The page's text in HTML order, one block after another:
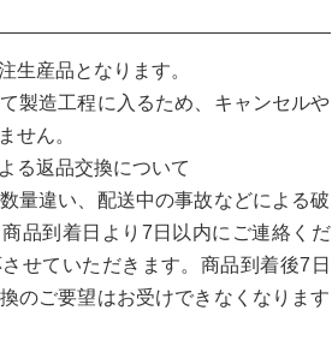
生産品となります。
製造工程に入るため、キャンセルや
せん。
る返品交換について
量違い、配送中の事故などによる破
品到着日より7日以内にご連絡くだ
せていただきます。商品到着後7日
のご要望はお受けできなくなります